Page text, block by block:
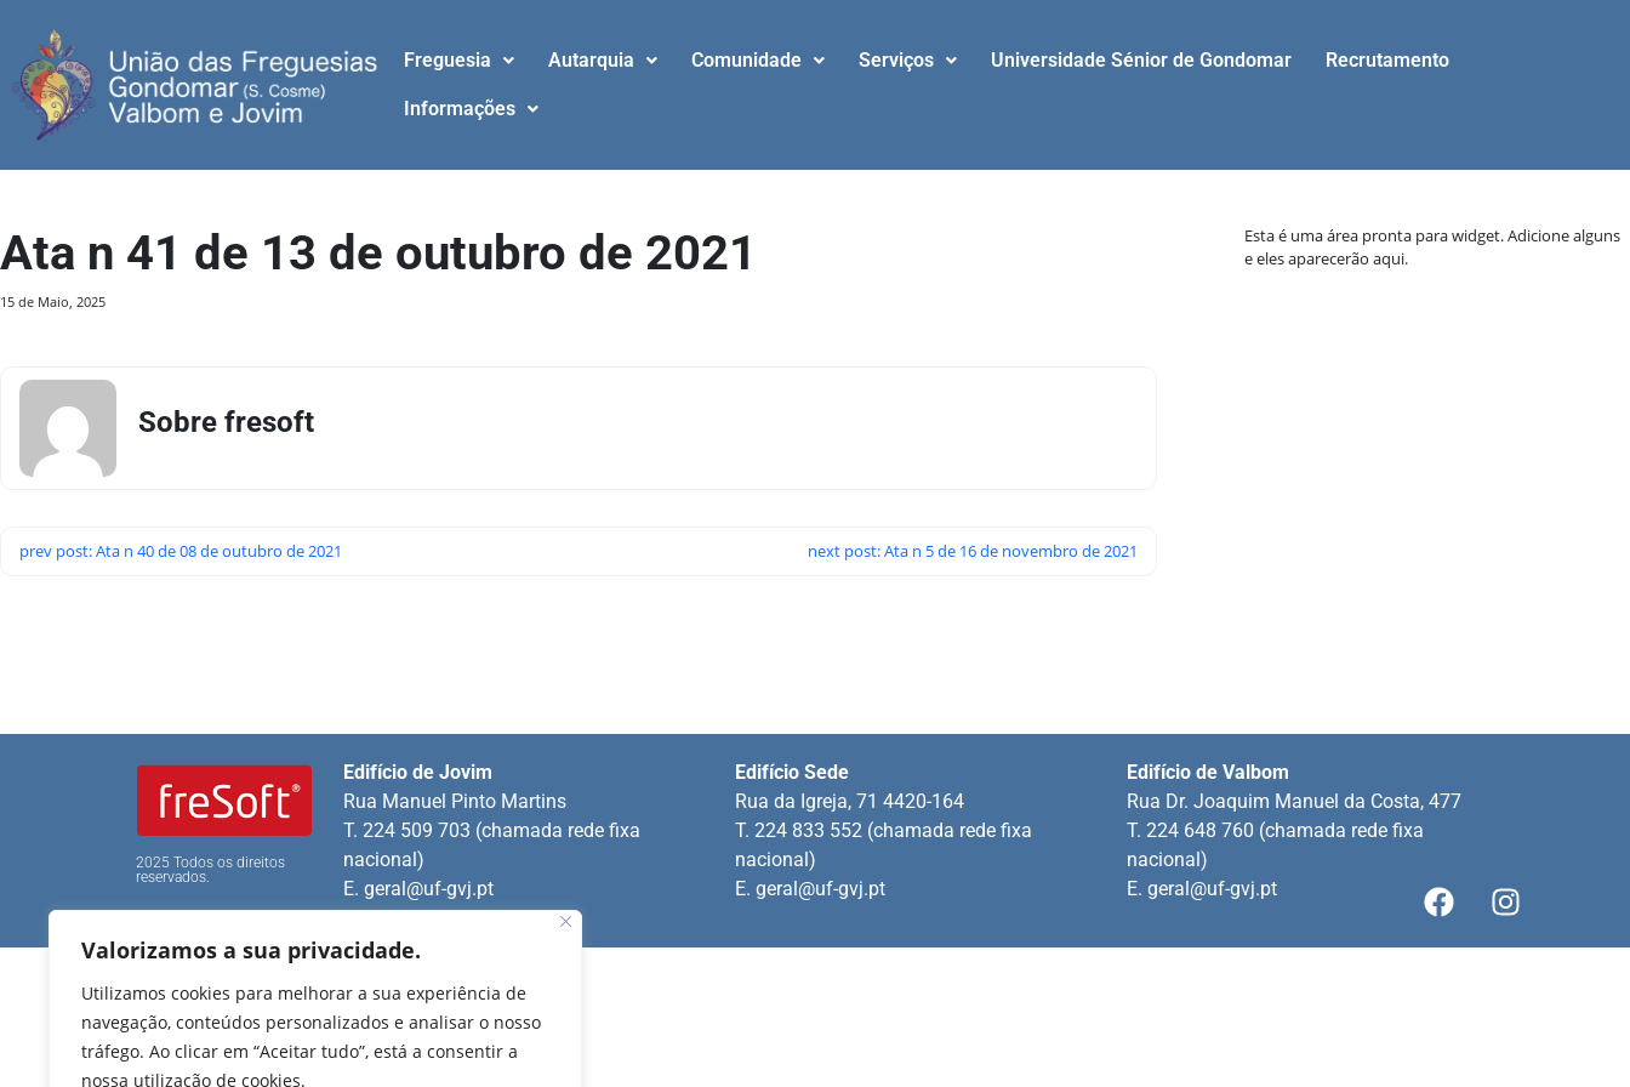
Valorizamos a sua privacidade.
Utilizamos cookies para melhorar a sua experiência de
navegação, conteúdos personalizados e analisar o nosso
tráfego. Ao clicar em “Aceitar tudo”, está a consentir a
nossa utilização de cookies.
Freguesia Autarquia Comunidade Serviços Universidade Sénior de Gondomar Recrutamento
Informações
Ata n 41 de 13 de outubro de 2021
15 de Maio, 2025
Sobre fresoft
prev post: Ata n 40 de 08 de outubro de 2021 next post: Ata n 5 de 16 de novembro de 2021
Esta é uma área pronta para widget. Adicione alguns
e eles aparecerão aqui.
2025 Todos os direitos
reservados.
Edifício de Jovim
Rua Manuel Pinto Martins
T. 224 509 703 (chamada rede fixa
nacional)
E.geral@uf-gvj.pt
Edifício Sede
Rua da Igreja, 71 4420-164
T. 224 833 552 (chamada rede fixa
nacional)
E.geral@uf-gvj.pt
Edifício de Valbom
Rua Dr. Joaquim Manuel da Costa, 477
T. 224 648 760 (chamada rede fixa
nacional)
E.geral@uf-gvj.pt